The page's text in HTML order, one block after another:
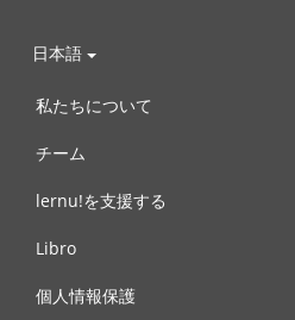
日本語
私たちについて
チーム
lernu!を支援する
Libro
個人情報保護